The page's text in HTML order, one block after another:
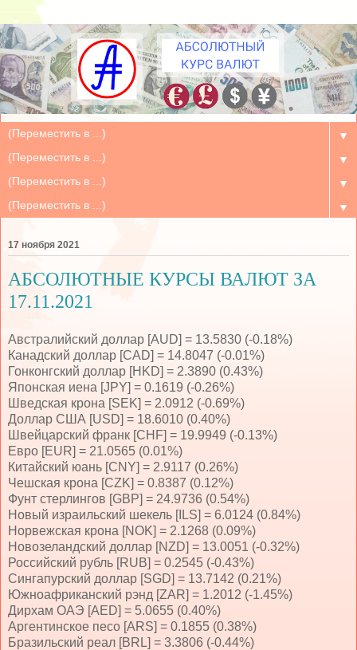
▼
▼
▼
▼
17 ноября 2021
АБСОЛЮТНЫЕ КУРСЫ ВАЛЮТ ЗА
17.11.2021
Австралийский доллар [AUD] = 13.5830 (-0.18%)
Канадский доллар [CAD] = 14.8047 (-0.01%)
Гонконгский доллар [HKD] = 2.3890 (0.43%)
Японская иена [JPY] = 0.1619 (-0.26%)
Шведская крона [SEK] = 2.0912 (-0.69%)
Доллар США [USD] = 18.6010 (0.40%)
Швейцарский франк [CHF] = 19.9949 (-0.13%)
Евро [EUR] = 21.0565 (0.01%)
Китайский юань [CNY] = 2.9117 (0.26%)
Чешская крона [CZK] = 0.8387 (0.12%)
Фунт стерлингов [GBP] = 24.9736 (0.54%)
Новый израильский шекель [ILS] = 6.0124 (0.84%)
Норвежская крона [NOK] = 2.1268 (0.09%)
Новозеландский доллар [NZD] = 13.0051 (-0.32%)
Российский рубль [RUB] = 0.2545 (-0.43%)
Сингапурский доллар [SGD] = 13.7142 (0.21%)
Южноафриканский рэнд [ZAR] = 1.2012 (-1.45%)
Дирхам ОАЭ [AED] = 5.0655 (0.40%)
Аргентинское песо [ARS] = 0.1855 (0.38%)
Бразильский реал [BRL] = 3.3806 (-0.44%)